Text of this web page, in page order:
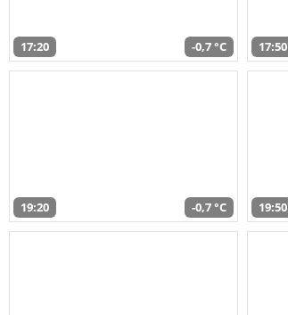
17:20 -0,7 °C 17:50
19:20 -0,7 °C 19:50